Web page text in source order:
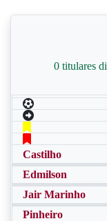
0 titulares
Castilho
Edmilson
Jair Marinho
Pinheiro